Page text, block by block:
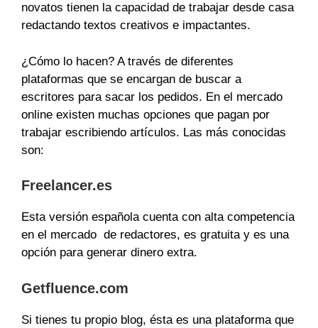
novatos tienen la capacidad de trabajar desde casa
redactando textos creativos e impactantes.
¿Cómo lo hacen? A través de diferentes
plataformas que se encargan de buscar a
escritores para sacar los pedidos. En el mercado
online existen muchas opciones que pagan por
trabajar escribiendo artículos. Las más conocidas
son:
Freelancer.es
Esta versión española cuenta con alta competencia
en el mercado de redactores, es gratuita y es una
opción para generar dinero extra.
Getfluence.com
Si tienes tu propio blog, ésta es una plataforma que